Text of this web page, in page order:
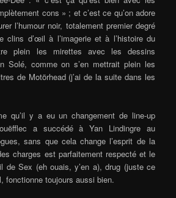
cons » ; et c’est ce qu’on adore
l’humour noir, totalement premier degré
clins d’œil à l’imagerie et à l’histoire du
plein les mirettes avec les dessins
Solé, comme on s’en mettrait plein les
de Motörhead (j’ai de la suite dans les
qu’il y a eu un changement de line-up
a succédé à Yan Lindingre au
sans que cela change l’esprit de la
charges est parfaitement respecté et le
de Sex (eh ouais, y’en a), drug (juste ce
fonctionne toujours aussi bien.